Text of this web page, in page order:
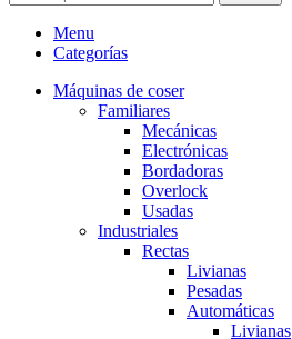
Menu
Categorías
Máquinas de coser
Familiares
Mecánicas
Electrónicas
Bordadoras
Overlock
Usadas
Industriales
Rectas
Livianas
Pesadas
Automáticas
Livianas